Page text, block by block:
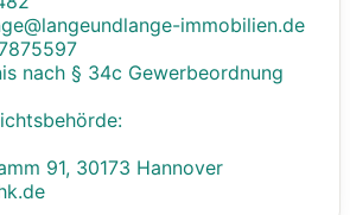
immobilien.de
nach § 34c Gewerbeordnung
91, 30173 Hannover